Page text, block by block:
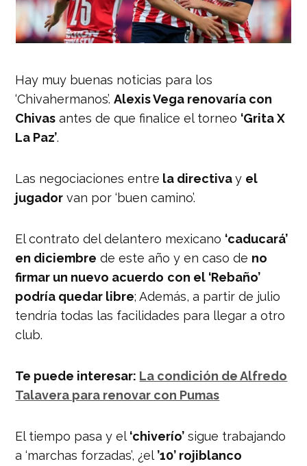
Hay muy buenas noticias para los
‘Chivahermanos’.Alexis Vega renovaría con
Chivas antes de que finalice el torneo ‘Grita X
La Paz’.
Las negociaciones entre la directivay el
jugador van por ‘buen camino’.
El contrato del delantero mexicano ‘caducará’
en diciembre de este año y en caso de no
firmar un nuevo acuerdo con el ‘Rebaño’
podría quedar libre; Además, a partir de julio
tendría todas las facilidades para llegar a otro
club.
Te puede interesar: La condición de Alfredo
Talavera para renovar con Pumas
El tiempo pasa y el ‘chiverío’ sigue trabajando
a ‘marchas forzadas’, ¿el ’10’ rojiblanco